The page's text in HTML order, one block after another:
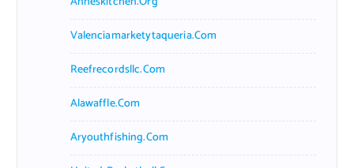
Valenciamarketytaqueria.com
Reefrecordsllc.com
Alawaffle.com
Aryouthfishing.com